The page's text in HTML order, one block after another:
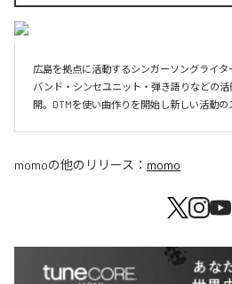
広島を拠点に活動するシンガーソングライタ
バンド・シンセユニット・弾き語りなどの
開。DTMを使い曲作りを開始し新しい活動の
momoの他のリリース： momo